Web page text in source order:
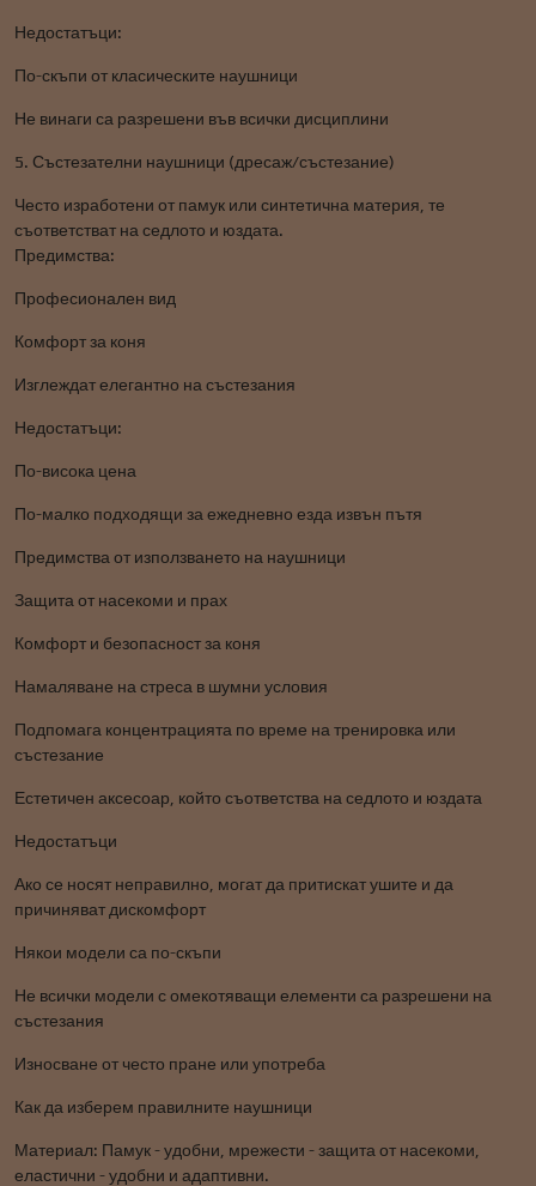
Недостатъци:
По-скъпи от класическите наушници
Не винаги са разрешени във всички дисциплини
5. Състезателни наушници (дресаж/състезание)
Често изработени от памук или синтетична материя, те
съответстват на седлото и юздата.
Предимства:
Професионален вид
Комфорт за коня
Изглеждат елегантно на състезания
Недостатъци:
По-висока цена
По-малко подходящи за ежедневно езда извън пътя
Предимства от използването на наушници
Защита от насекоми и прах
Комфорт и безопасност за коня
Намаляване на стреса в шумни условия
Подпомага концентрацията по време на тренировка или
състезание
Естетичен аксесоар, който съответства на седлото и юздата
Недостатъци
Ако се носят неправилно, могат да притискат ушите и да
причиняват дискомфорт
Някои модели са по-скъпи
Не всички модели с омекотяващи елементи са разрешени на
състезания
Износване от често пране или употреба
Как да изберем правилните наушници
Материал: Памук - удобни, мрежести - защита от насекоми,
еластични - удобни и адаптивни.